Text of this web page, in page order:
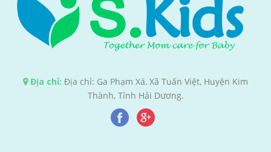
Địa chỉ: Địa chỉ: Ga Phạm Xá, Xã Tuấn Việt, Huyện Kim
Thành, Tỉnh Hải Dương.